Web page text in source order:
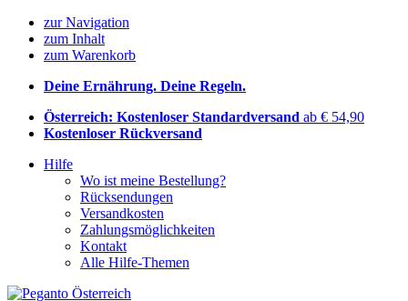
zur Navigation
zum Inhalt
zum Warenkorb
Deine Ernährung. Deine Regeln.
Österreich: Kostenloser Standardversand ab € 54,90
Kostenloser Rückversand
Hilfe
Wo ist meine Bestellung?
Rücksendungen
Versandkosten
Zahlungsmöglichkeiten
Kontakt
Alle Hilfe-Themen